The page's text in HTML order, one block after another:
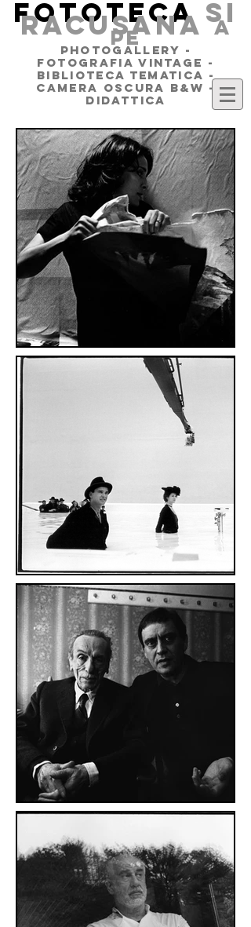
FOTOTECA SI
RACUSANAa
pe
PHOTOGALLERY -
FOTOGRAFIA VINTAGE -
BIBLIOTECA TEMATICA -
CAMERA OSCURA B&W -
DIDATTICA